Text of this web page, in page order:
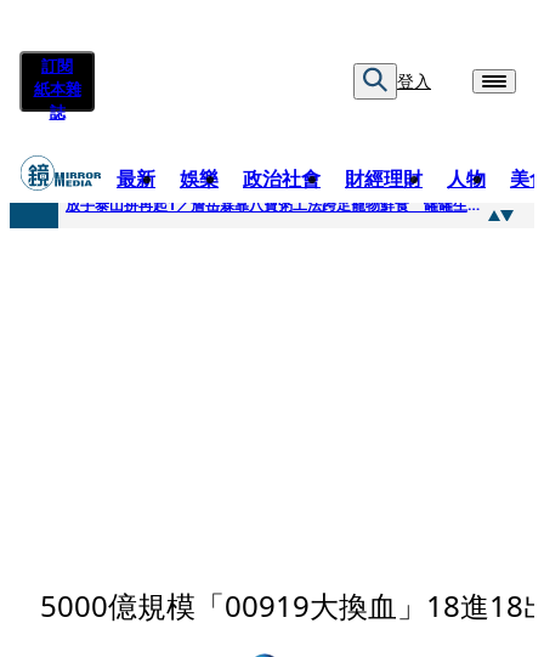
訂閱
紙本雜
誌
登入
最新 娛樂 政治社會 財經理財 人物 美
快訊
放手泰山拚再起1／詹岳霖靠八寶粥工法跨足寵物鮮食 罐罐生產前先請「叼嘴王后」試吃
5000億規模「00919大換血」18進18